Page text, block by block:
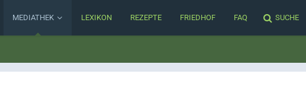
MEDIATHEK LEXIKON REZEPTE FRIEDHOF FAQ SUCHE